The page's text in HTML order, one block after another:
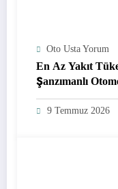
Oto Usta Yorum
En Az Yakıt
Şanzımanlı
9 Temmuz 2026